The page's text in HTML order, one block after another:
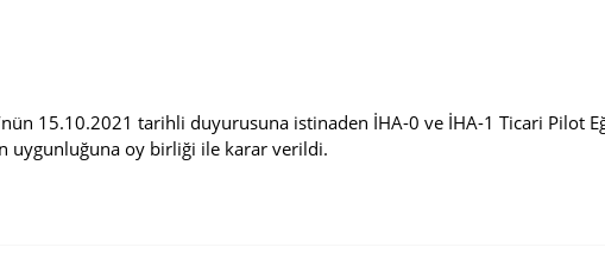
15.10.2021 tarihli duyurusuna istinaden İHA-0 ve İHA-1 Ticari Pilot
uygunluğuna oy birliği ile karar verildi.